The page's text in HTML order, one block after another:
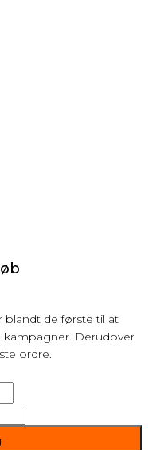
de første til at
Derudover
ordre.